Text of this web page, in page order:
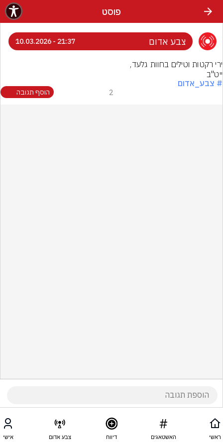
פוסט
צבע אדום 21:37 - 10.03.2026
ייט''ב
# צבע_אדום
2 הוסף תגובה
ראשי האשטאגים דיווח צבע אדום אישי